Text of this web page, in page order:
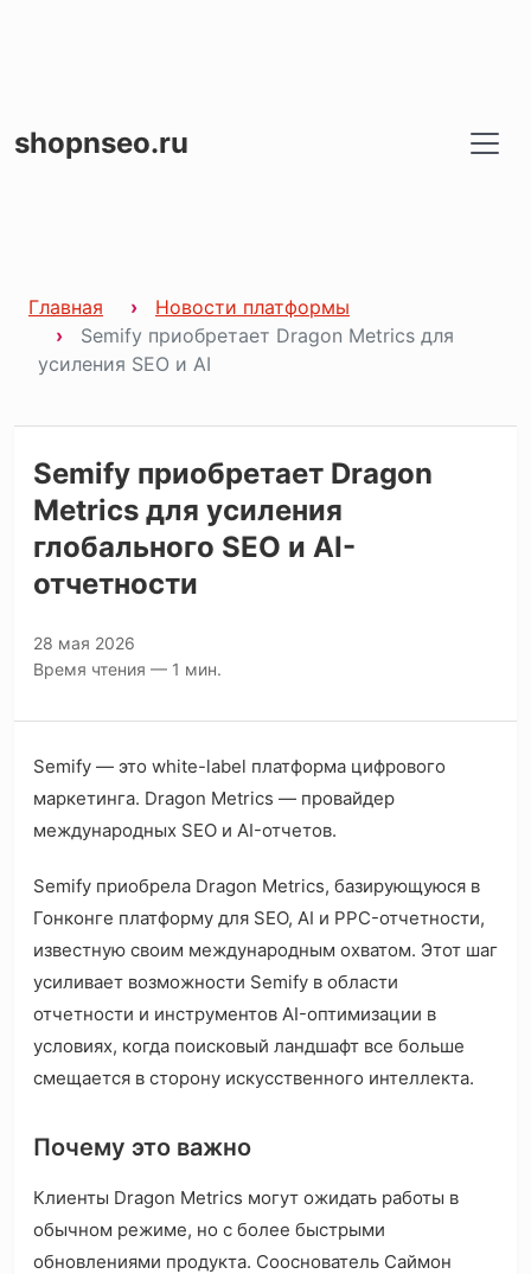
shopnseo.ru
Главная
Новости платформы
Semify приобретает Dragon Metrics для
усиления SEO и AI
Semify приобретает Dragon
Metrics для усиления
глобального SEO и AI-
отчетности
28 мая 2026
Время чтения — 1 мин.
Semify — это white-label платформа цифрового
маркетинга. Dragon Metrics — провайдер
международных SEO и AI-отчетов.
Semify приобрела Dragon Metrics, базирующуюся в
Гонконге платформу для SEO, AI и PPC-отчетности,
известную своим международным охватом. Этот шаг
усиливает возможности Semify в области
отчетности и инструментов AI-оптимизации в
условиях, когда поисковый ландшафт все больше
смещается в сторону искусственного интеллекта.
Почему это важно
Клиенты Dragon Metrics могут ожидать работы в
обычном режиме, но с более быстрыми
обновлениями продукта. Сооснователь Саймон